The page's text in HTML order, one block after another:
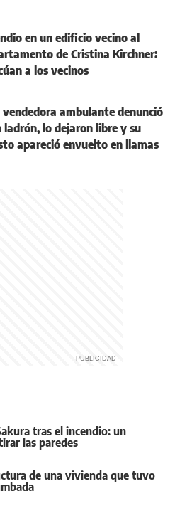
en un edificio vecino al
de Cristina Kirchner:
a los vecinos
vendedora ambulante denunció
ladrón, lo dejaron libre y su
apareció envuelto en llamas
tras el incendio: un
las paredes
de una vivienda que tuvo